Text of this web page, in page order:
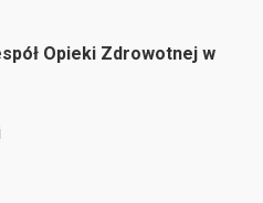
Opieki Zdrowotnej w